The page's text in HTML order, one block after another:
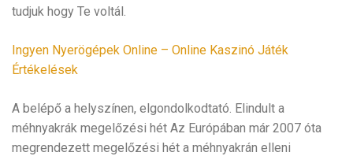
tudjuk hogy Te voltál.
Ingyen Nyerögépek Online – Online Kaszinó Játék
Értékelések
A belépő a helyszínen, elgondolkodtató. Elindult a
méhnyakrák megelőzési hét Az Európában már 2007 óta
megrendezett megelőzési hét a méhnyakrán elleni